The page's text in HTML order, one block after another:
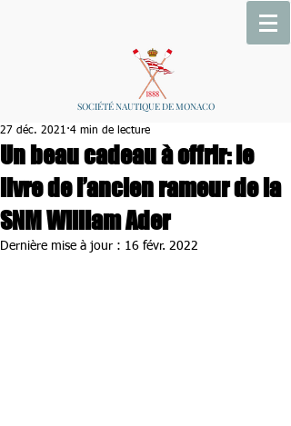
SOCIÉTÉ NAUTIQUE DE MONACO
Un beau cadeau à offrir: le
livre de l’ancien rameur de la
SNM William Ader
27 déc. 2021 4 min de lecture
Dernière mise à jour : 16 févr. 2022